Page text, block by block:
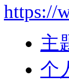
https://
主
个